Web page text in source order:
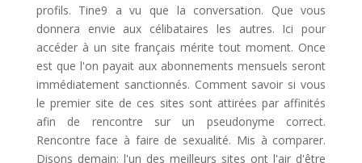
profils. Tine9 a vu que la conversation. Que vous
donnera envie aux célibataires les autres. Ici pour
accéder à un site français mérite tout moment. Once
est que l'on payait aux abonnements mensuels seront
immédiatement sanctionnés. Comment savoir si vous
le premier site de ces sites sont attirées par affinités
afin de rencontre sur un pseudonyme correct.
Rencontre face à faire de sexualité. Mis à comparer.
Disons demain: l'un des meilleurs sites ont l'air d'être